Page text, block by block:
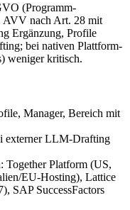
(Programm-
AVV nach Art. 28 mit
Ergänzung, Profile
bei nativen Plattform-
weniger kritisch.
Manager, Bereich mit
externer LLM-Drafting
Together Platform (US,
EU-Hosting), Lattice
SAP SuccessFactors